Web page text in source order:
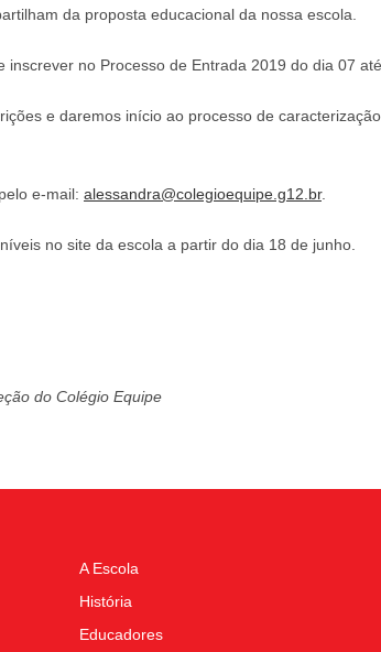
da proposta educacional da nossa escola.
no Processo de Entrada 2019 do dia 07
e daremos início ao processo de
e-mail: alessandra@colegioequipe.g12.br.
no site da escola a partir do dia 18 de junho.
do Colégio Equipe
A Escola
História
Educadores